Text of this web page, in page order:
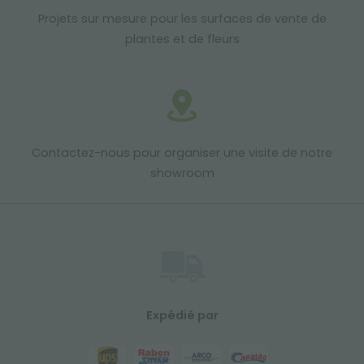
Projets sur mesure pour les surfaces de vente de
plantes et de fleurs
Contactez-nous pour organiser une visite de notre
showroom
Expédié par